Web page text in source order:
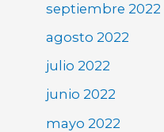
septiembre 2022
agosto 2022
julio 2022
junio 2022
mayo 2022